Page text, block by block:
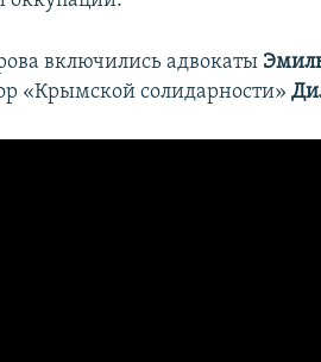
включились адвокаты
«Крымской солидарности»